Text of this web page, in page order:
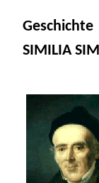
Geschichte
SIMILIA